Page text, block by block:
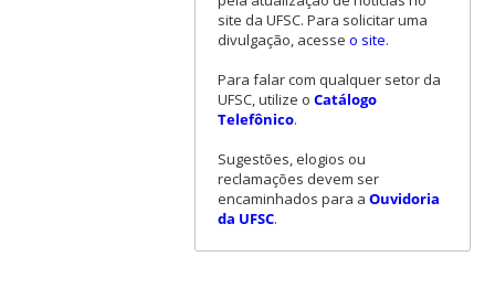
site da UFSC. Para solicitar uma
divulgação, acesse o site.
Para falar com qualquer setor da
UFSC, utilize o Catálogo
Telefônico.
Sugestões, elogios ou
reclamações devem ser
encaminhados para a Ouvidoria
da UFSC.